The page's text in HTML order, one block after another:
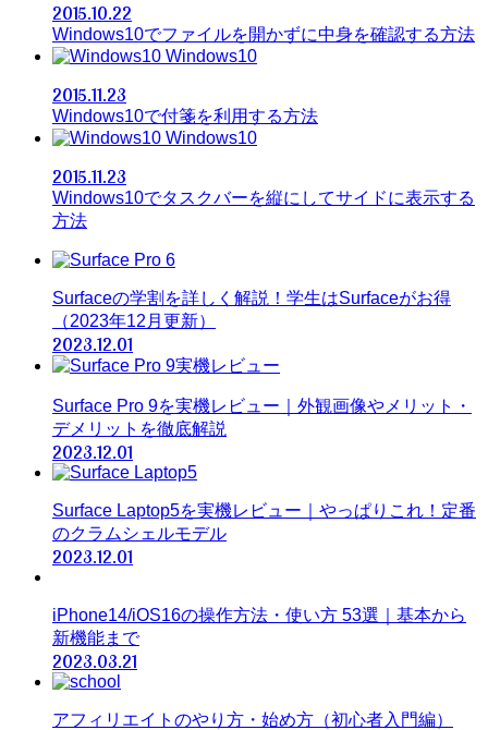
2015.10.22
Windows10でファイルを開かずに中身を確認する方法
Windows10
2015.11.23
Windows10で付箋を利用する方法
Windows10
2015.11.23
Windows10でタスクバーを縦にしてサイドに表示する
方法
Surfaceの学割を詳しく解説！学生はSurfaceがお得
（2023年12月更新）
2023.12.01
Surface Pro 9を実機レビュー｜外観画像やメリット・
デメリットを徹底解説
2023.12.01
Surface Laptop5を実機レビュー｜やっぱりこれ！定番
のクラムシェルモデル
2023.12.01
iPhone14/iOS16の操作方法・使い方 53選｜基本から
新機能まで
2023.03.21
アフィリエイトのやり方・始め方（初心者入門編）